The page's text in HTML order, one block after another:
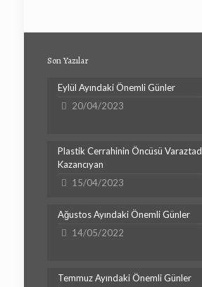
Son Yazılar
Eylül Ayındaki Önemli Günler
20/04/2023
Plastik Cerrahinin Öncüsü Varaztad
Kazancıyan
15/04/2023
Ağustos Ayındaki Önemli Günler
14/05/2022
Temmuz Ayındaki Önemli Günler